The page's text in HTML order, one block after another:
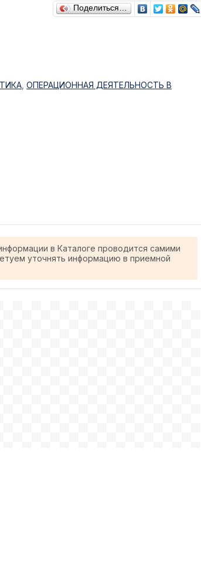
Поделиться…
ОПЕРАЦИОННАЯ ДЕЯТЕЛЬНОСТЬ В
в Каталоге проводится самими
уточнять информацию в приемной